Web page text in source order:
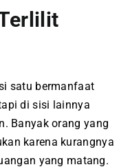
satu bermanfaat
di sisi lainnya
Banyak orang yang
karena kurangnya
yang matang.